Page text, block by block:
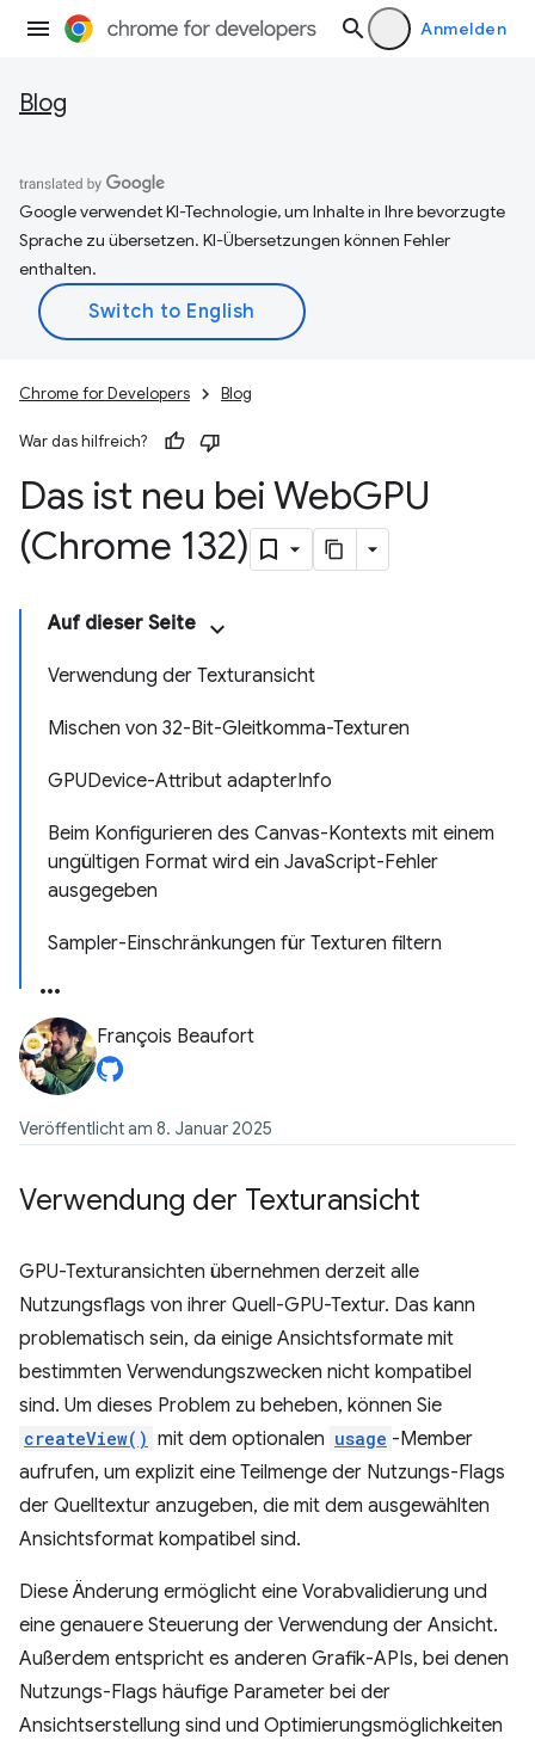
Anmelden
Blog
Google verwendet KI-Technologie, um Inhalte in Ihre bevorzugte
Sprache zu übersetzen. KI-Übersetzungen können Fehler
enthalten.
Chrome for Developers Blog
War das hilfreich?
Das ist neu bei WebGPU
(Chrome 132)
Auf dieser Seite
Verwendung der Texturansicht
Mischen von 32-Bit-Gleitkomma-Texturen
GPUDevice-Attribut adapterInfo
Beim Konfigurieren des Canvas-Kontexts mit einem
ungültigen Format wird ein JavaScript-Fehler
ausgegeben
Sampler-Einschränkungen für Texturen filtern
François Beaufort
Veröffentlicht am 8. Januar 2025
Verwendung der Texturansicht
GPU-Texturansichten übernehmen derzeit alle
Nutzungsflags von ihrer Quell-GPU-Textur. Das kann
problematisch sein, da einige Ansichtsformate mit
bestimmten Verwendungszwecken nicht kompatibel
sind. Um dieses Problem zu beheben, können Sie
createView() mit dem optionalen usage -Member
aufrufen, um explizit eine Teilmenge der Nutzungs-Flags
der Quelltextur anzugeben, die mit dem ausgewählten
Ansichtsformat kompatibel sind.
Diese Änderung ermöglicht eine Vorabvalidierung und
eine genauere Steuerung der Verwendung der Ansicht.
Außerdem entspricht es anderen Grafik-APIs, bei denen
Nutzungs-Flags häufige Parameter bei der
Ansichtserstellung sind und Optimierungsmöglichkeiten